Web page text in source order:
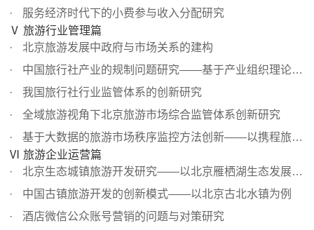
服务经济时代下的小费参与收入分配研究
Ⅴ 旅游行业管理篇
北京旅游发展中政府与市场关系的建构
中国旅行社产业的规制问题研究——基于产业组织理论视角
我国旅行社行业监管体系的创新研究
全域旅游视角下北京旅游市场综合监管体系创新研究
基于大数据的旅游市场秩序监控方法创新——以携程旅行网用...
Ⅵ 旅游企业运营篇
北京生态城镇旅游开发研究——以北京雁栖湖生态发展示范区...
中国古镇旅游开发的创新模式——以北京古北水镇为例
酒店微信公众账号营销的问题与对策研究